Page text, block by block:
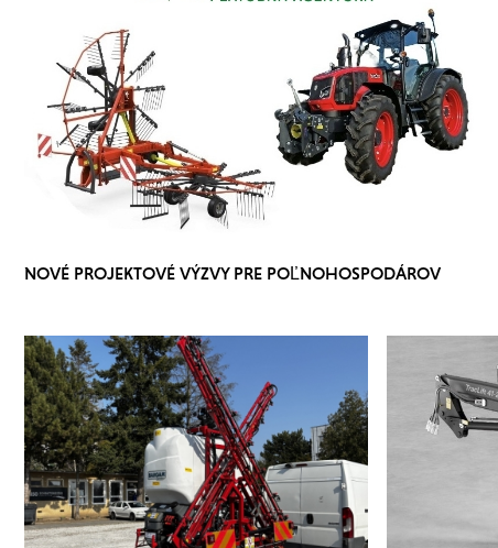
NOVÉ PROJEKTOVÉ VÝZVY PRE POĽNOHOSPODÁROV